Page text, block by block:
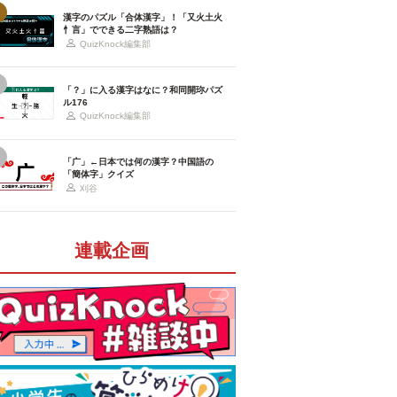
漢字のパズル「合体漢字」！「又火土火
忄言」でできる二字熟語は？
QuizKnock編集部
「？」に入る漢字はなに？和同開珎パズ
ル176
QuizKnock編集部
「广」←日本では何の漢字？中国語の
「簡体字」クイズ
刈谷
連載企画